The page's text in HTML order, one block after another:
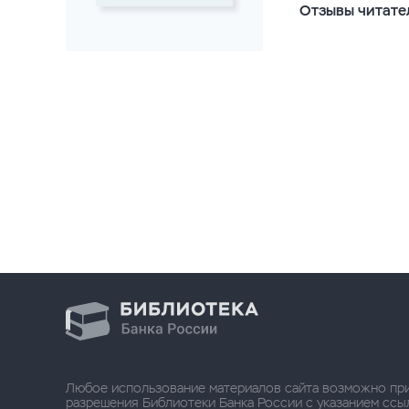
Отзывы
Любое использование материалов сайта возможно
разрешения Библиотеки Банка России с указанием